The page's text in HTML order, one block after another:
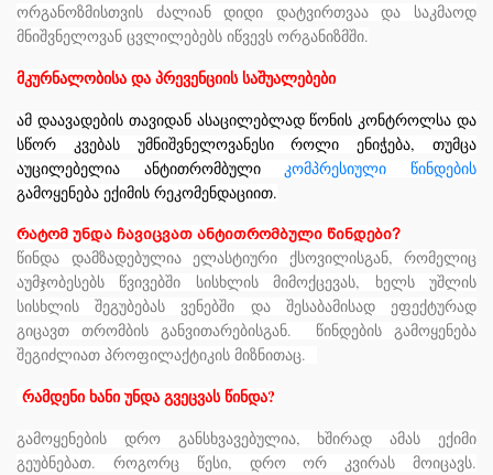
ორგანოზმისთვის ძალიან დიდი დატვირთვაა და საკმაოდ
მნიშვნელოვან ცვლილებებს იწვევს ორგანიზმში.
მკურნალობისა და პრევენციის საშუალებები
ამ დაავადების თავიდან ასაცილებლად წონის კონტროლსა და
სწორ კვებას უმნიშვნელოვანესი როლი ენიჭება, თუმცა
აუცილებელია ანტითრომბულიკომპრესიული წინდების
გამოყენება ექიმის რეკომენდაციით.
რატომ უნდა ჩავიცვათ ანტითრომბული წინდები?
წინდა დამზადებულია ელასტიური ქსოვილისგან, რომელიც
აუმჯობესებს
წვივებში სისხლის მიმოქცევას, ხელს უშლის
სისხლის შეგუბებას ვენებში და შესაბამისად ეფექტურად
გიცავთ თრომბის განვითარებისგან. წინდების გამოყენება
შეგიძლიათ პროფილაქტიკის მიზნითაც.
რამდენი ხანი უნდა გვეცვას წინდა?
გამოყენების დრო განსხვავებულია, ხშირად ამას ექიმი
გეუბნებათ. როგორც წესი, დრო ორ კვირას მოიცავს.